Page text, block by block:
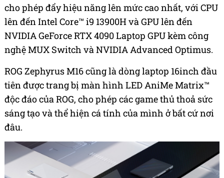
cho phép đẩy hiệu năng lên mức cao nhất, với CPU
lên đến Intel Core™ i9 13900H và GPU lên đến
NVIDIA GeForce RTX 4090 Laptop GPU kèm công
nghệ MUX Switch và NVIDIA Advanced Optimus.
ROG Zephyrus M16 cũng là dòng laptop 16inch đầu
tiên được trang bị màn hình LED AniMe Matrix™
độc đáo của ROG, cho phép các game thủ thoả sức
sáng tạo và thể hiện cá tính của mình ở bất cứ nơi
đâu.